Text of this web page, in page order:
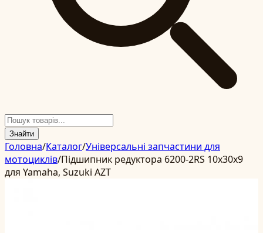
Знайти
Головна/Каталог/Універсальні запчастини для
мотоциклів/Підшипник редуктора 6200-2RS 10x30x9
для Yamaha, Suzuki AZT